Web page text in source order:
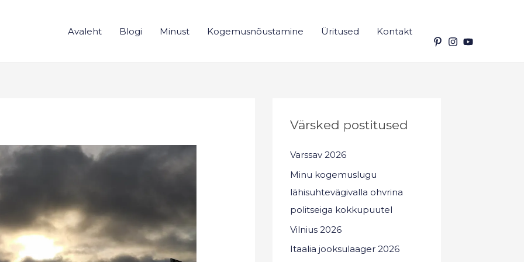
Avaleht Blogi Minust Kogemusnõustamine Üritused Kontakt
Värsked postitused
Varssav 2026
Minu kogemuslugu
lähisuhtevägivalla ohvrina
politseiga kokkupuutel
Vilnius 2026
Itaalia jooksulaager 2026